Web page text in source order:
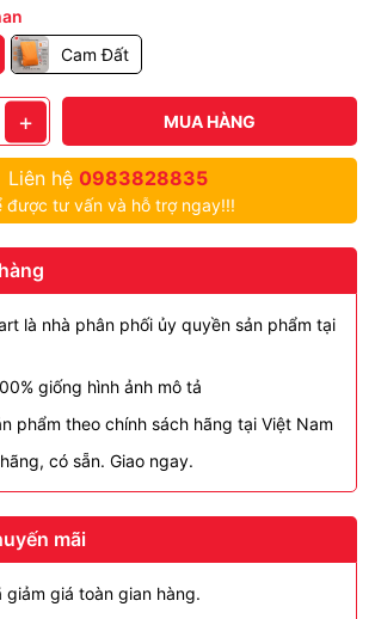
Cam Đất
+ MUA HÀNG
Liên hệ 0983828835
được tư vấn và hỗ trợ ngay!!!
là nhà phân phối ủy quyền sản phẩm tại
giống hình ảnh mô tả
phẩm theo chính sách hãng tại Việt Nam
có sẵn. Giao ngay.
mãi
giảm giá toàn gian hàng.